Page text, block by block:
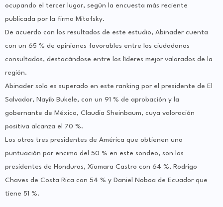
ocupando el tercer lugar, según la encuesta más reciente
publicada por la firma Mitofsky.
De acuerdo con los resultados de este estudio, Abinader cuenta
con un 65 % de opiniones favorables entre los ciudadanos
consultados, destacándose entre los líderes mejor valorados de la
región.
Abinader solo es superado en este ranking por el presidente de El
Salvador, Nayib Bukele, con un 91 % de aprobación y la
gobernante de México, Claudia Sheinbaum, cuya valoración
positiva alcanza el 70 %.
Los otros tres presidentes de América que obtienen una
puntuación por encima del 50 % en este sondeo, son los
presidentes de Honduras, Xiomara Castro con 64 %, Rodrigo
Chaves de Costa Rica con 54 % y Daniel Noboa de Ecuador que
tiene 51 %.